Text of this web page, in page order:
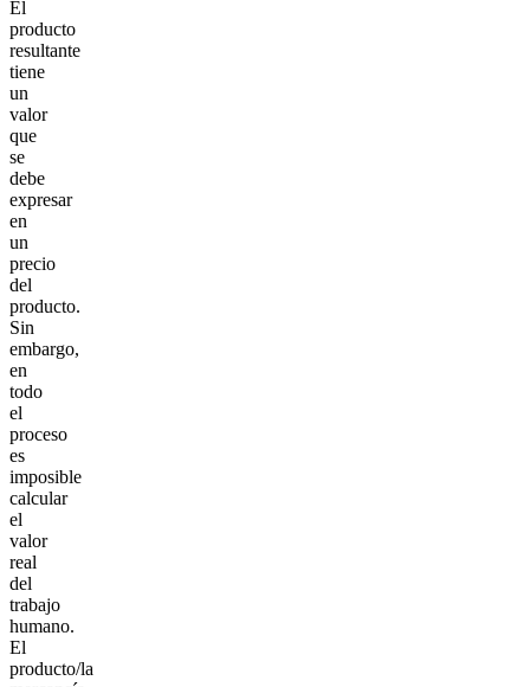
El
producto
resultante
tiene
un
valor
que
se
debe
expresar
en
un
precio
del
producto.
Sin
embargo,
en
todo
el
proceso
es
imposible
calcular
el
valor
real
del
trabajo
humano.
El
producto/la